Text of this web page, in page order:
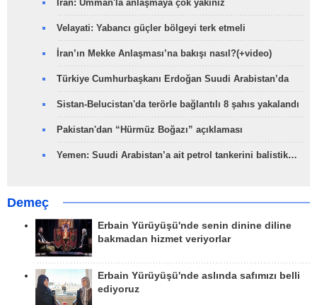
İran: Umman'la anlaşmaya çok yakınız
Velayati: Yabancı güçler bölgeyi terk etmeli
İran’ın Mekke Anlaşması’na bakışı nasıl?(+video)
Türkiye Cumhurbaşkanı Erdoğan Suudi Arabistan’da
Sistan-Belucistan'da terörle bağlantılı 8 şahıs yakalandı
Pakistan'dan “Hürmüz Boğazı” açıklaması
Yemen: Suudi Arabistan’a ait petrol tankerini balistik…
Demeç
Erbain Yürüyüşü'nde senin dinine diline
bakmadan hizmet veriyorlar
Erbain Yürüyüşü'nde aslında safımızı belli
ediyoruz